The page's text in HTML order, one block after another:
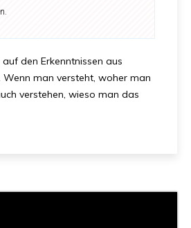
den Erkenntnissen aus
Wenn man versteht, woher man
verstehen, wieso man das